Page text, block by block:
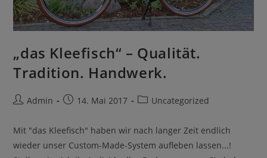
„das Kleefisch“ – Qualität.
Tradition. Handwerk.
Admin 14. Mai 2017 Uncategorized
Mit "das Kleefisch" haben wir nach langer Zeit endlich
wieder unser Custom-Made-System aufleben lassen...!